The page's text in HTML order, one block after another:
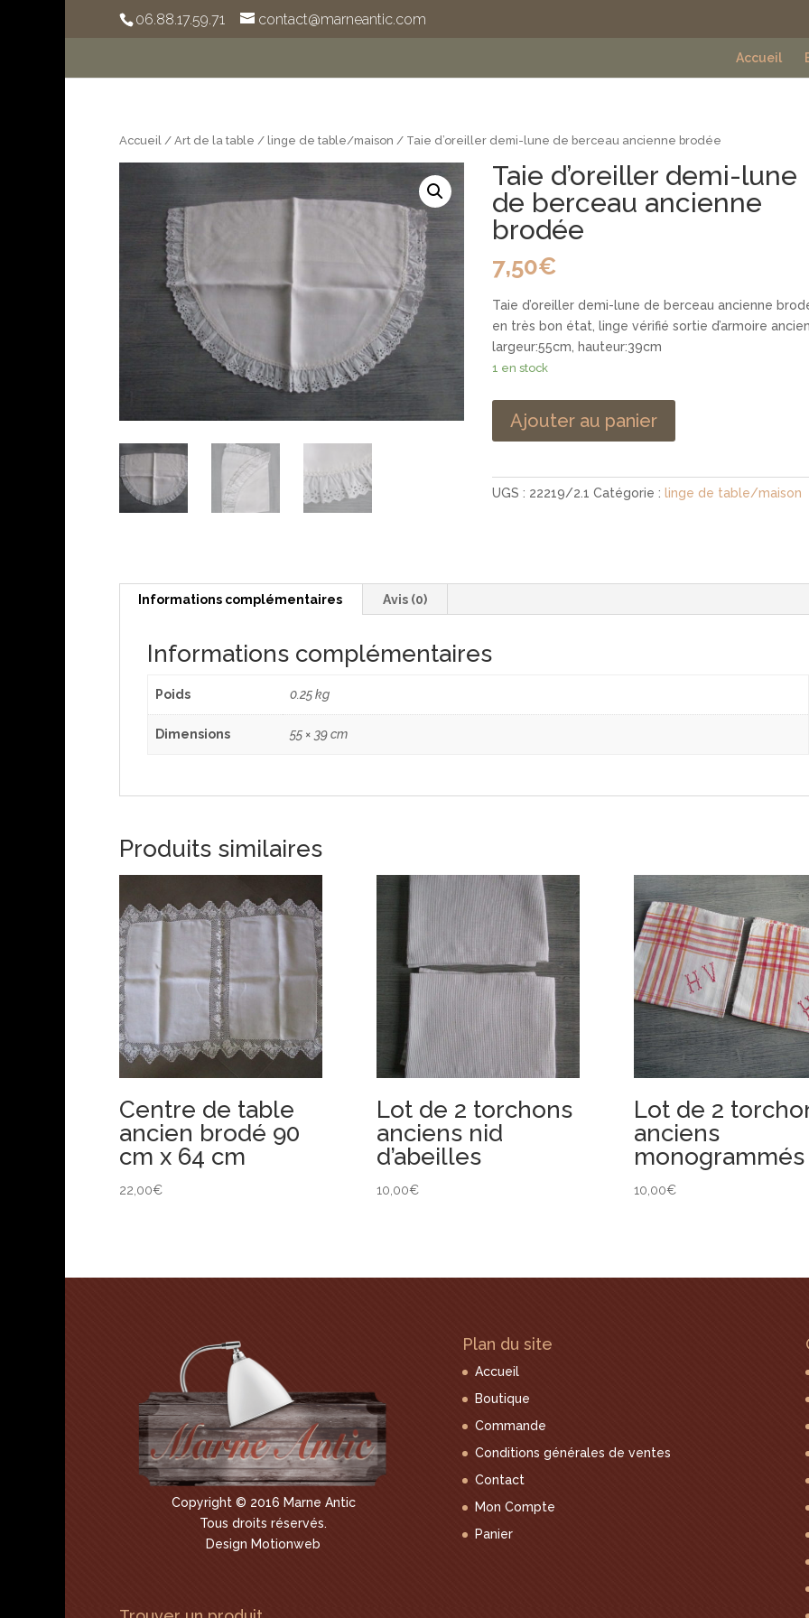
06.88.17.59.71 contact@marneantic.com
Accueil
Accueil / Art de la table / linge de table/maison / Taie d’oreiller demi-lune de berceau ancienne brodée
Taie d’oreiller demi-lune
de berceau ancienne
brodée
7,50€
Taie d’oreiller demi-lune de berceau ancienne
en très bon état, linge vérifié sortie d’armoire
largeur:55cm, hauteur:39cm
1 en stock
Ajouter au panier
UGS : 22219/2.1 Catégorie :linge de table/maison
Informations complémentaires Avis (0)
Informations complémentaires
Poids 0.25 kg
Dimensions 55 × 39 cm
Produits similaires
Centre de table
ancien brodé 90
cm x 64 cm
22,00€
Lot de 2 torchons
anciens nid
d’abeilles
10,00€
Lot de 2
anciens
monogrammés
10,00€
Copyright © 2016 Marne Antic
Tous droits réservés.
Design Motionweb
Plan du site
Accueil
Boutique
Commande
Conditions générales de ventes
Contact
Mon Compte
Panier